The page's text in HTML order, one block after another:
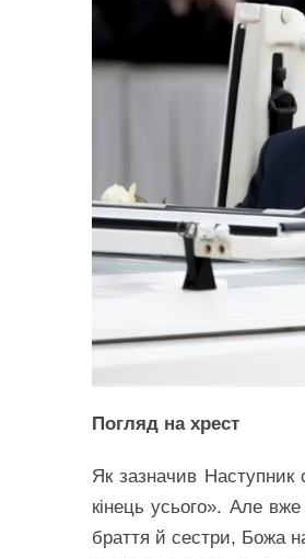
Погляд на хрест
Як зазначив Наступник
кінець усього». Але
браття й сестри, Божа